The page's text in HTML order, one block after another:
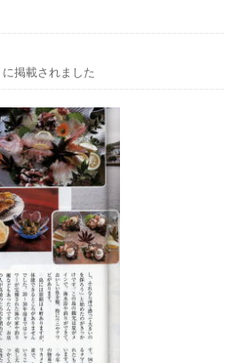
掲載されました